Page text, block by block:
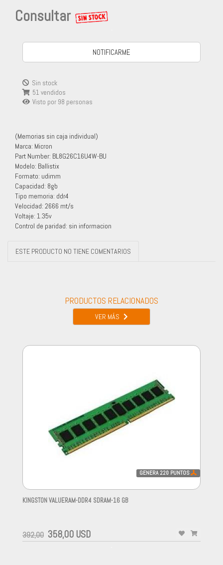
Consultar
NOTIFICARME
Sin stock
51 vendidos
Visto por 98 personas
(Memorias sin caja individual)
Marca: Micron
Part Number: BL8G26C16U4W-BU
Modelo: Ballistix
Formato: udimm
Capacidad: 8gb
Tipo memoria: ddr4
Velocidad: 2666 mt/s
Voltaje: 1.35v
Control de paridad: sin informacion
ESTE PRODUCTO NO TIENE COMENTARIOS
PRODUCTOS RELACIONADOS
VER MÁS
GENERA220 PUNTOS
KINGSTON VALUERAM-DDR4 SDRAM-16 GB
392,00 358,00 USD